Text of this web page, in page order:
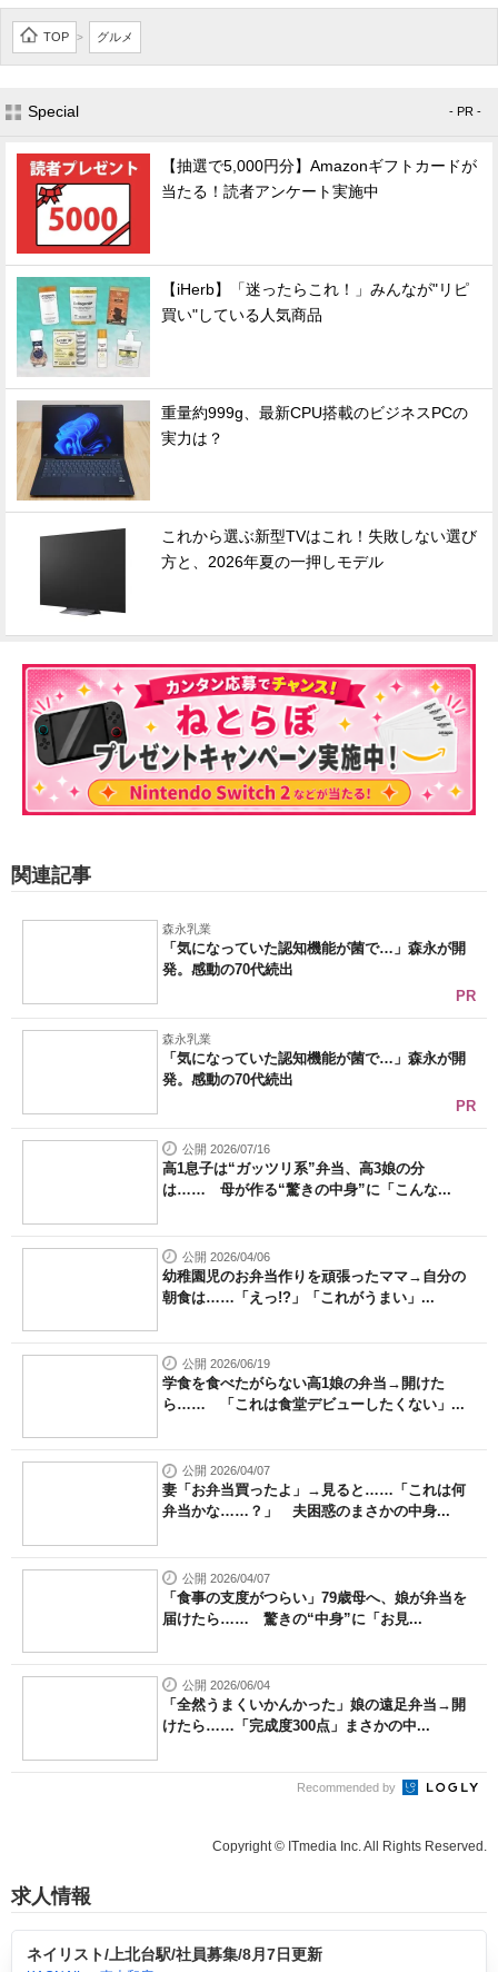
TOP > グルメ
Special - PR -
【抽選で5,000円分】Amazonギフトカードが
当たる！読者アンケート実施中
【iHerb】「迷ったらこれ！」みんなが"リピ
買い"している人気商品
重量約999g、最新CPU搭載のビジネスPCの
実力は？
これから選ぶ新型TVはこれ！失敗しない選び
方と、2026年夏の一押しモデル
関連記事
森永乳業
「気になっていた認知機能が菌で…」森永が開
発。感動の70代続出
PR
森永乳業
「気になっていた認知機能が菌で…」森永が開
発。感動の70代続出
PR
公開 2026/07/16
高1息子は“ガッツリ系”弁当、高3娘の分
は…… 母が作る“驚きの中身”に「こんな...
公開 2026/04/06
幼稚園児のお弁当作りを頑張ったママ→自分の
朝食は……「えっ!?」「これがうまい」...
公開 2026/06/19
学食を食べたがらない高1娘の弁当→開けた
ら…… 「これは食堂デビューしたくない」...
公開 2026/04/07
妻「お弁当買ったよ」→見ると……「これは何
弁当かな……？」 夫困惑のまさかの中身...
公開 2026/04/07
「食事の支度がつらい」79歳母へ、娘が弁当を
届けたら…… 驚きの“中身”に「お見...
公開 2026/06/04
「全然うまくいかんかった」娘の遠足弁当→開
けたら……「完成度300点」まさかの中...
Recommended by
Copyright © ITmedia Inc. All Rights Reserved.
求人情報
ネイリスト/上北台駅/社員募集/8月7日更新